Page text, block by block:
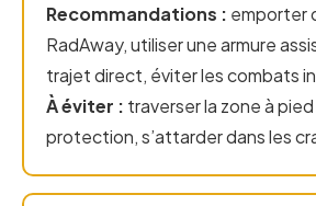
Recommandations : emporter
RadAway, utiliser une armure
trajet direct, éviter les combats
À éviter : traverser la zone à pied
protection, s’attarder dans les